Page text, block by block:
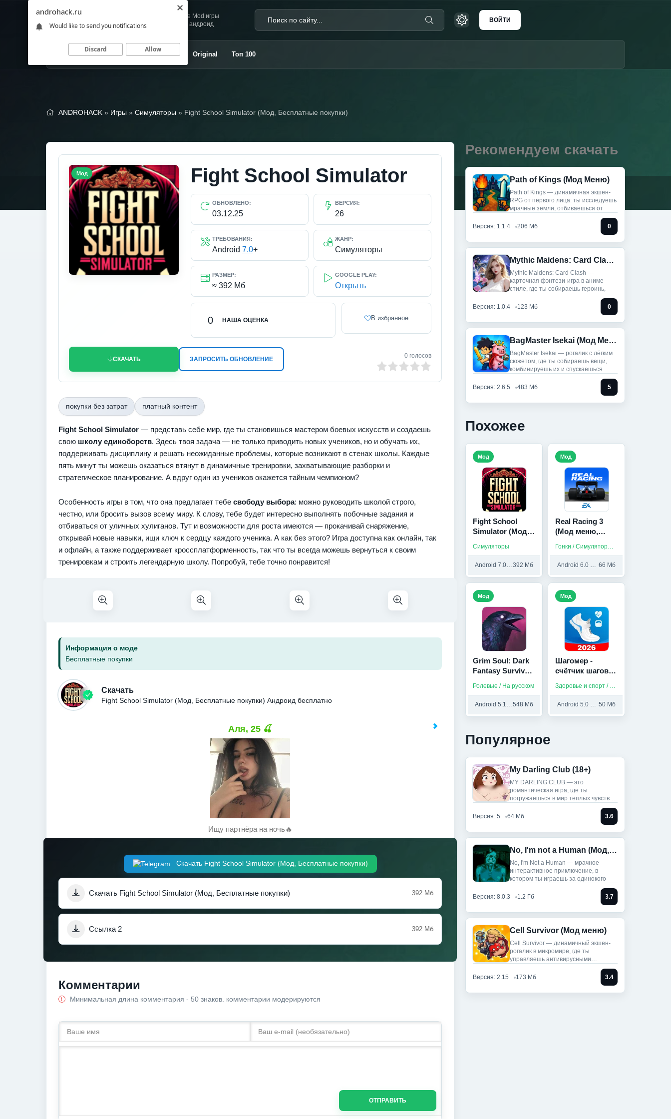
Andro
HACK
Скачивай любимые Mod игры
и приложения для андроид
ВОЙТИ
Главная Игры Приложения Original Топ 100
ANDROHACK » Игры » Симуляторы » Fight School Simulator (Мод, Бесплатные покупки)
Fight School Simulator
ОБНОВЛЕНО:
03.12.25
ВЕРСИЯ:
26
ТРЕБОВАНИЯ:
Android 7.0+
ЖАНР:
Симуляторы
РАЗМЕР:
≈ 392 Мб
GOOGLE PLAY:
Открыть
НАША ОЦЕНКА
0 В избранное
СКАЧАТЬ ЗАПРОСИТЬ ОБНОВЛЕНИЕ 0 голосов
Мод
покупки без затрат платный контент
Fight School Simulator — представь себе мир, где ты становишься мастером боевых искусств и создаешь
свою школу единоборств. Здесь твоя задача — не только приводить новых учеников, но и обучать их,
поддерживать дисциплину и решать неожиданные проблемы, которые возникают в стенах школы. Каждые
пять минут ты можешь оказаться втянут в динамичные тренировки, захватывающие разборки и
стратегическое планирование. А вдруг один из учеников окажется тайным чемпионом?
Особенность игры в том, что она предлагает тебе свободу выбора: можно руководить школой строго,
честно, или бросить вызов всему миру. К слову, тебе будет интересно выполнять побочные задания и
отбиваться от уличных хулиганов. Тут и возможности для роста имеются — прокачивай снаряжение,
открывай новые навыки, ищи ключ к сердцу каждого ученика. А как без этого? Игра доступна как онлайн, так
и офлайн, а также поддерживает кроссплатформенность, так что ты всегда можешь вернуться к своим
тренировкам и строить легендарную школу. Попробуй, тебе точно понравится!
Информация о моде
Бесплатные покупки
Скачать
Fight School Simulator (Мод, Бесплатные покупки) Андроид бесплатно
Аля, 25 🍒
Ищу партнёра на ночь🔥
Скачать Fight School Simulator (Мод, Бесплатные покупки)
Скачать Fight School Simulator (Мод, Бесплатные покупки) 392 Мб
Ссылка 2 392 Мб
Комментарии
Минимальная длина комментария - 50 знаков. комментарии модерируются
ОТПРАВИТЬ
Рекомендуем скачать
Path of Kings (Мод Меню)
Path of Kings — динамичная экшен-
RPG от первого лица: ты исследуешь
мрачные земли, отбиваешься от
Версия: 1.1.4 206 Мб 0
Mythic Maidens: Card Clash (Мод меню)
Mythic Maidens: Card Clash —
карточная фэнтези-игра в аниме-
стиле, где ты собираешь героинь,
Версия: 1.0.4 123 Мб 0
BagMaster Isekai (Мод Меню)
BagMaster Isekai — рогалик с лёгким
сюжетом, где ты собираешь вещи,
комбинируешь их и спускаешься
Версия: 2.6.5 483 Мб 5
Похожее
Fight School
Simulator (Мод,
покупки)
Симуляторы
Android 7.0 и выше392 Мб
Мод
Real Racing 3
(Мод меню,
Гонки / Симуляторы / На русском
Android 6.0 и выше 66 Мб
Мод
Grim Soul: Dark
Fantasy Survival
Бесплатный
крафт)
Ролевые / На русском
Android 5.1 и выше548 Мб
Мод
Шагомер -
счётчик шагов и
здоровья (Мод,
Unlocked)
Здоровье и спорт / Приложения на русском
Android 5.0 и выше 50 Мб
Мод
Популярное
My Darling Club (18+)
MY DARLING CLUB — это
романтическая игра, где ты
погружаешься в мир теплых чувств и
Версия: 5
64 Мб 3.6
No, I'm not a Human (Мод, Unlocked)
No, I'm Not a Human — мрачное
интерактивное приключение, в
котором ты играешь за одинокого
Версия: 8.0.3 1.2 Гб 3.7
Cell Survivor (Мод меню)
Cell Survivor — динамичный экшен-
рогалик в микромире, где ты
управляешь антивирусными
Версия: 2.15
173 Мб 3.4
androhack.ru
Would like to send you notifications
Discard Allow